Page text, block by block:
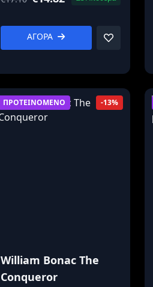
ΑΓΟΡΑ
ΠΡΟΤΕΙΝΟΜΕΝΟ -13%
William Bonac The
Conqueror